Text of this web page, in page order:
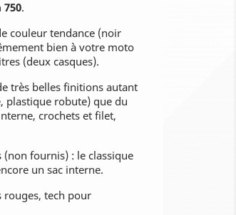
750.
couleur tendance (noir
bien à votre moto
(deux casques).
très belles finitions autant
plastique robute) que du
crochets et filet,
(non fournis) : le classique
un sac interne.
rouges, tech pour